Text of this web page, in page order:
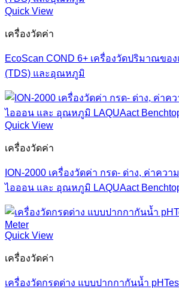
Quick View
เครื่องวัดค่า
EcoScan COND 6+ เครื่องวัดปริมาณขอ
(TDS) และอุณหภูมิ
Quick View
เครื่องวัดค่า
ION-2000 เครื่องวัดค่า กรด- ด่าง, ค่าคว
ไอออน และ อุณหภูมิ LAQUAact
Quick View
เครื่องวัดค่า
เครื่องวัดกรดด่าง แบบปากกากันน้ำ